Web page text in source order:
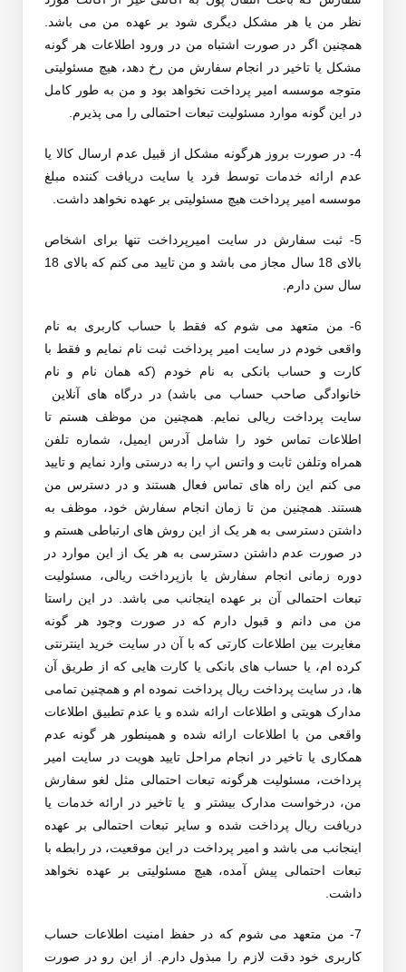
نظر من یا هر مشکل دیگری شود بر عهده من می باشد.
همچنین اگر در صورت اشتباه من در ورود اطلاعات هر گونه
مشکل یا تاخیر در انجام سفارش من رخ دهد، هیچ مسئولیتی
متوجه موسسه امیر پرداخت نخواهد بود و من به طور کامل
در این گونه موارد مسئولیت تبعات احتمالی را می پذیرم.
4- در صورت بروز هرگونه مشکل از قبیل عدم ارسال کالا یا
عدم ارائه خدمات توسط فرد یا سایت دریافت کننده مبلغ
موسسه امیر پرداخت هیچ مسئولیتی بر عهده نخواهد داشت.
5- ثبت سفارش در سایت امیرپرداخت تنها برای اشخاص
بالای 18 سال مجاز می باشد و من تایید می کنم که بالای 18
سال سن دارم.
6- من متعهد می شوم که فقط با حساب کاربری به نام
واقعی خودم در سایت امیر پرداخت ثبت نام نمایم و فقط با
کارت و حساب بانکی به نام خودم (که همان نام و نام
خانوادگی صاحب حساب می باشد) در درگاه های آنلاین
سایت پرداخت ریالی نمایم. همچنین من موظف هستم تا
اطلاعات تماس خود را شامل آدرس ایمیل، شماره تلفن
همراه وتلفن ثابت و واتس اپ را به درستی وارد نمایم و تایید
می کنم این راه های تماس فعال هستند و در دسترس من
هستند. همچنین من تا زمان انجام سفارش خود، موظف به
داشتن دسترسی به هر یک از این روش های ارتباطی هستم و
در صورت عدم داشتن دسترسی به هر یک از این موارد در
دوره زمانی انجام سفارش یا بازپرداخت ریالی، مسئولیت
تبعات احتمالی آن بر عهده اینجانب می باشد. در این راستا
من می دانم و قبول دارم که در صورت وجود هر گونه
مغایرت بین اطلاعات کارتی که با آن در سایت خرید اینترنتی
کرده ام، یا حساب های بانکی یا کارت هایی که از طریق آن
ها، در سایت پرداخت ریال پرداخت نموده ام و همچنین تمامی
مدارک هویتی و اطلاعات ارائه شده و یا عدم تطبیق اطلاعات
واقعی من با اطلاعات ارائه شده و همینطور هر گونه عدم
همکاری یا تاخیر در انجام مراحل تایید هویت در سایت امیر
پرداخت، مسئولیت هرگونه تبعات احتمالی مثل لغو سفارش
من، درخواست مدارک بیشتر و یا تاخیر در ارائه خدمات یا
دریافت ریال پرداخت شده و سایر تبعات احتمالی بر عهده
اینجانب می باشد و امیر پرداخت در این موقعیت، در رابطه با
تبعات احتمالی پیش آمده، هیچ مسئولیتی بر عهده نخواهد
داشت.
7- من متعهد می شوم که در حفظ امنیت اطلاعات حساب
کاربری خود دقت لازم را مبذول دارم. از این رو در صورت